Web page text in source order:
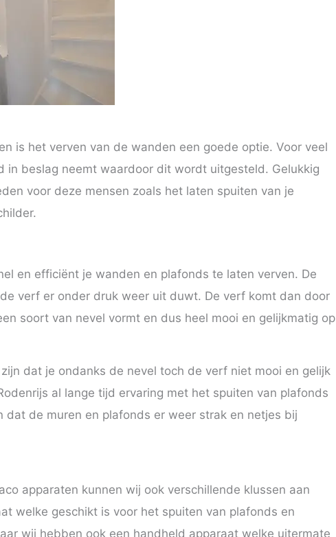
is het verven van de wanden een goede optie. Voor veel
in beslag neemt waardoor dit wordt uitgesteld. Gelukkig
voor deze mensen zoals het laten spuiten van je
en efficiënt je wanden en plafonds te laten verven. De
verf er onder druk weer uit duwt. De verf komt dan door
soort van nevel vormt en dus heel mooi en gelijkmatig op
dat je ondanks de nevel toch de verf niet mooi en gelijk
al lange tijd ervaring met het spuiten van plafonds
dat de muren en plafonds er weer strak en netjes bij
apparaten kunnen wij ook verschillende klussen aan
welke geschikt is voor het spuiten van plafonds en
wij hebben ook een handheld apparaat welke uitermate